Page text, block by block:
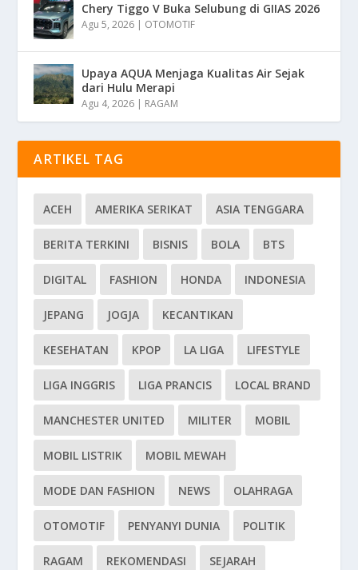
Chery Tiggo V Buka Selubung di GIIAS 2026
Agu 5, 2026 | OTOMOTIF
Upaya AQUA Menjaga Kualitas Air Sejak
dari Hulu Merapi
Agu 4, 2026 | RAGAM
ARTIKEL TAG
ACEH AMERIKA SERIKAT ASIA TENGGARA
BERITA TERKINI BISNIS BOLA BTS
DIGITAL FASHION HONDA INDONESIA
JEPANG JOGJA KECANTIKAN
KESEHATAN KPOP LA LIGA LIFESTYLE
LIGA INGGRIS LIGA PRANCIS LOCAL BRAND
MANCHESTER UNITED MILITER MOBIL
MOBIL LISTRIK MOBIL MEWAH
MODE DAN FASHION NEWS OLAHRAGA
OTOMOTIF PENYANYI DUNIA POLITIK
RAGAM REKOMENDASI SEJARAH